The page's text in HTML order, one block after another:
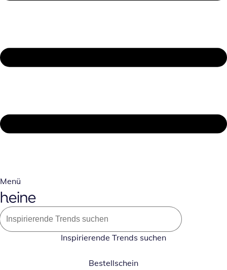
Menü
Inspirierende Trends suchen
Bestellschein